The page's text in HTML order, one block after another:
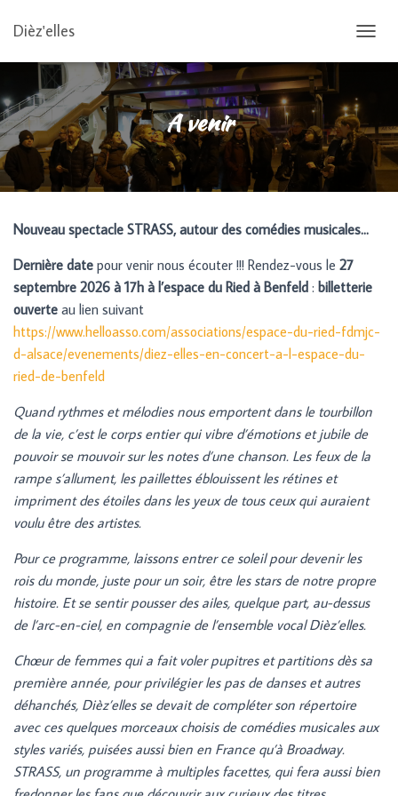
Dièz'elles
A venir
Nouveau spectacle STRASS, autour des comédies musicales…
Dernière date pour venir nous écouter !!! Rendez-vous le 27
septembre 2026 à 17h à l’espace du Ried à Benfeld : billetterie
ouverte au lien suivant
https://www.helloasso.com/associations/espace-du-ried-fdmjc-
d-alsace/evenements/diez-elles-en-concert-a-l-espace-du-
ried-de-benfeld
Quand rythmes et mélodies nous emportent dans le tourbillon
de la vie, c’est le corps entier qui vibre d’émotions et jubile de
pouvoir se mouvoir sur les notes d’une chanson. Les feux de la
rampe s’allument, les paillettes éblouissent les rétines et
impriment des étoiles dans les yeux de tous ceux qui auraient
voulu être des artistes.
Pour ce programme, laissons entrer ce soleil pour devenir les
rois du monde, juste pour un soir, être les stars de notre propre
histoire. Et se sentir pousser des ailes, quelque part, au-dessus
de l’arc-en-ciel, en compagnie de l’ensemble vocal Dièz’elles.
Chœur de femmes qui a fait voler pupitres et partitions dès sa
première année, pour privilégier les pas de danses et autres
déhanchés, Dièz’elles se devait de compléter son répertoire
avec ces quelques morceaux choisis de comédies musicales aux
styles variés, puisées aussi bien en France qu’à Broadway.
STRASS, un programme à multiples facettes, qui fera aussi bien